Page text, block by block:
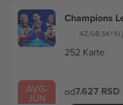
AVG-
JUN
Champions
AZ,GB,SK+10
252 Karte
od7.627 RSD